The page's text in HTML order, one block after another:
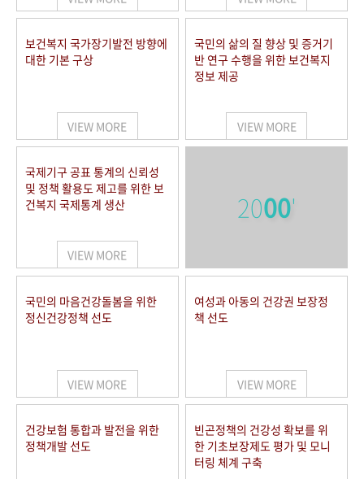
보건복지 국가장기발전 방향에
대한 기본 구상
VIEW MORE
국민의 삶의 질 향상 및 증거기
반 연구 수행을 위한 보건복지
정보 제공
VIEW MORE
국제기구 공표 통계의 신뢰성
및 정책 활용도 제고를 위한 보
건복지 국제통계 생산
VIEW MORE
2000'
국민의 마음건강돌봄을 위한
정신건강정책 선도
VIEW MORE
여성과 아동의 건강권 보장정
책 선도
VIEW MORE
건강보험 통합과 발전을 위한
정책개발 선도
빈곤정책의 건강성 확보를 위
한 기초보장제도 평가 및 모니
터링 체계 구축